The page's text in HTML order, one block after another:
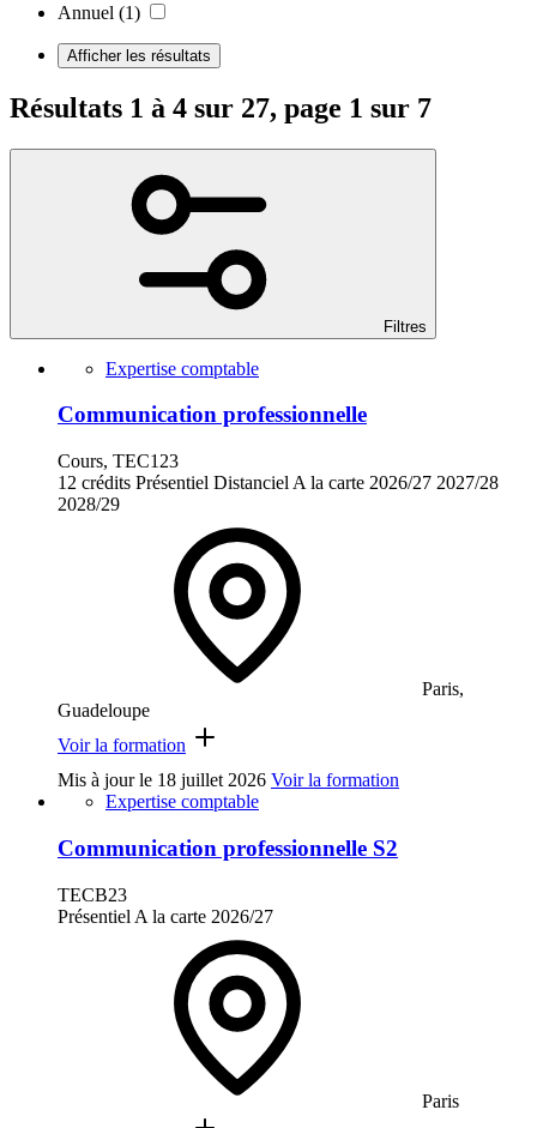
Annuel (1)
Afficher les résultats
Résultats 1 à 4 sur 27, page 1 sur 7
Filtres
Expertise comptable
Communication professionnelle
Cours, TEC123
12 crédits Présentiel Distanciel A la carte 2026/27 2027/28
2028/29
Paris,
Guadeloupe
Voir la formation
Mis à jour le 18 juillet 2026 Voir la formation
Expertise comptable
Communication professionnelle S2
TECB23
Présentiel A la carte 2026/27
Paris